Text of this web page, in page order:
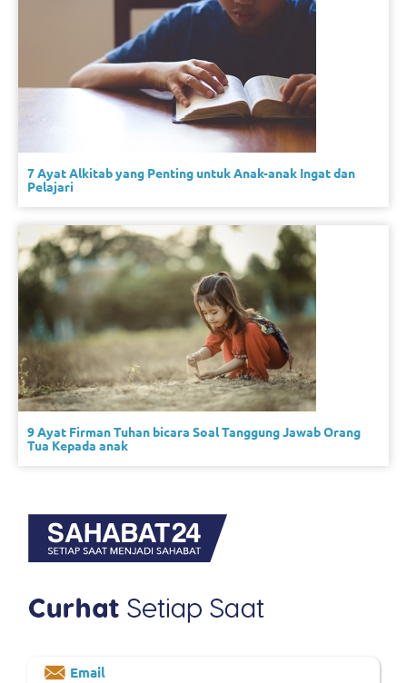
7 Ayat Alkitab yang Penting untuk Anak-anak Ingat dan
Pelajari
9 Ayat Firman Tuhan bicara Soal Tanggung Jawab Orang
Tua Kepada anak
Email